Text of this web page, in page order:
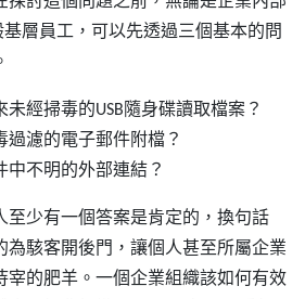
層員工，可以先透過三個基本的問
經掃毒的USB隨身碟讀取檔案？
濾的電子郵件附檔？
中不明的外部連結？
至少有一個答案是肯定的，換句話
為駭客開後門，讓個人甚至所屬企業
宰的肥羊。一個企業組織該如何有效